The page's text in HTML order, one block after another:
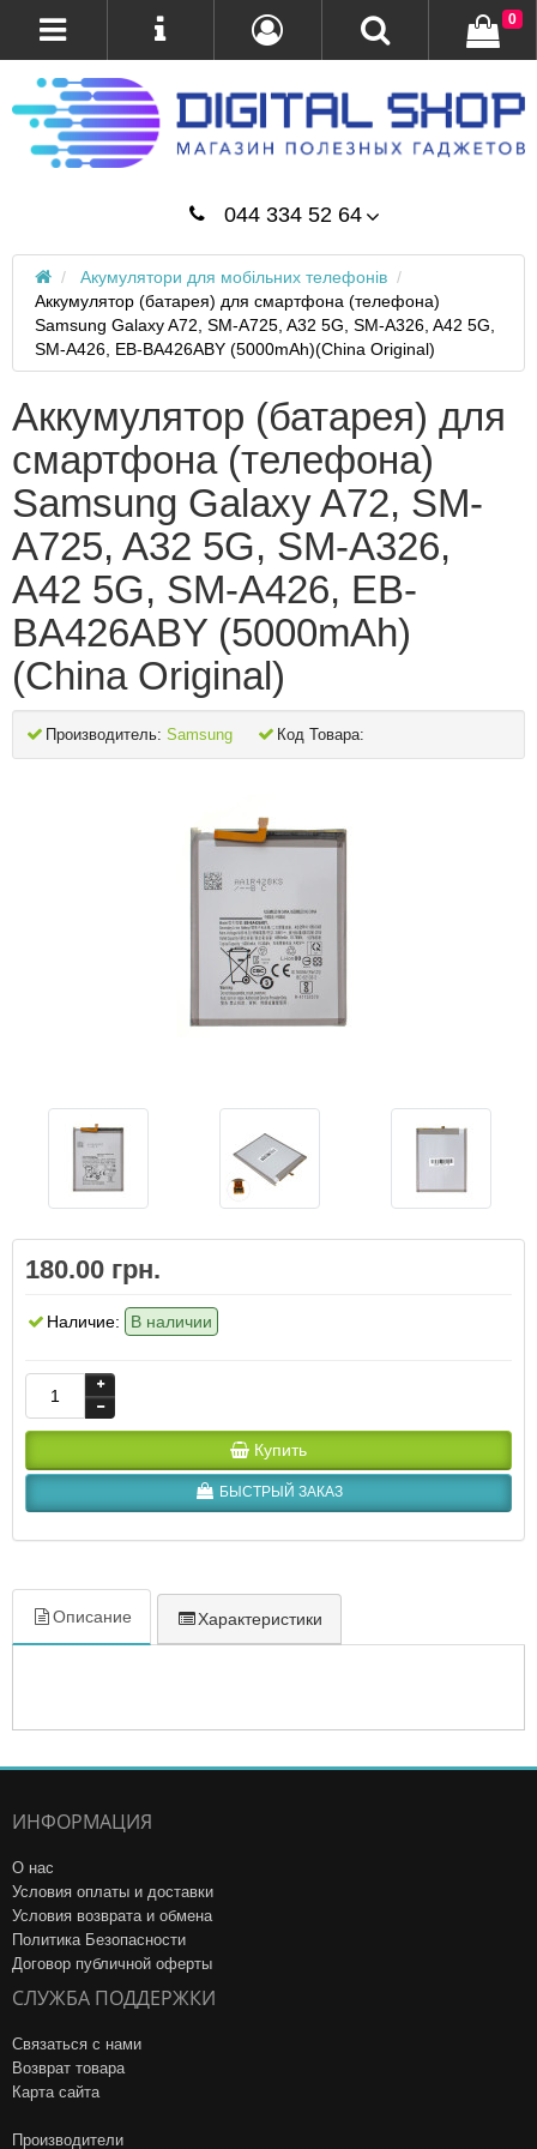
044 334 52 64
0
Акумулятори для мобільних телефонів
Аккумулятор (батарея) для смартфона (телефона)
Samsung Galaxy A72, SM-A725, A32 5G, SM-A326, A42 5G,
SM-A426, EB-BA426ABY (5000mAh)(China Original)
Аккумулятор (батарея) для
смартфона (телефона)
Samsung Galaxy A72, SM-
A725, A32 5G, SM-A326,
A42 5G, SM-A426, EB-
BA426ABY (5000mAh)
(China Original)
Производитель: Samsung Код Товара:
180.00 грн.
Наличие: В наличии
Купить
БЫСТРЫЙ ЗАКАЗ
Описание Характеристики
ИНФОРМАЦИЯ
О нас
Условия оплаты и доставки
Условия возврата и обмена
Политика Безопасности
Договор публичной оферты
СЛУЖБА ПОДДЕРЖКИ
Связаться с нами
Возврат товара
Карта сайта
Производители